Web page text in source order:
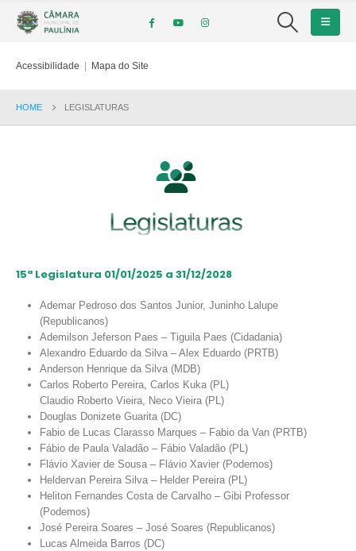
Acessibilidade | Mapa do Site
HOME LEGISLATURAS
15ª Legislatura 01/01/2025 a 31/12/2028
Ademar Pedroso dos Santos Junior, Juninho Lalupe
(Republicanos)
Ademilson Jeferson Paes – Tiguila Paes (Cidadania)
Alexandro Eduardo da Silva – Alex Eduardo (PRTB)
Anderson Henrique da Silva (MDB)
Carlos Roberto Pereira, Carlos Kuka (PL)
Claudio Roberto Vieira, Neco Vieira (PL)
Douglas Donizete Guarita (DC)
Fabio de Lucas Clarasso Marques – Fabio da Van (PRTB)
Fábio de Paula Valadão – Fábio Valadão (PL)
Flávio Xavier de Sousa – Flávio Xavier (Podemos)
Heldervan Pereira Silva – Helder Pereira (PL)
Heliton Fernandes Costa de Carvalho – Gibi Professor
(Podemos)
José Pereira Soares – José Soares (Republicanos)
Lucas Almeida Barros (DC)